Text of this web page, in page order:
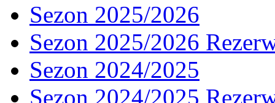
Sezon 2025/2026
Sezon 2025/2026
Sezon 2024/2025
Sezon 2024/2025